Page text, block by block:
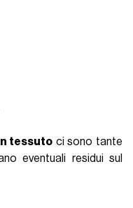
tessuto ci sono tante
eventuali residui sul